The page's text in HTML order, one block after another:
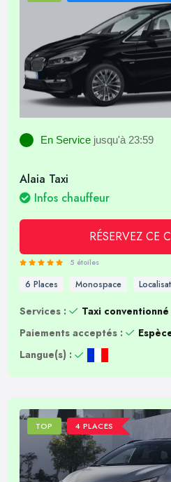
En Service jusqu'à 23:59
Alaia Taxi
Infos chauffeur
RÉSERVEZ CE
5 étoiles
6 Places Monospace
Services : Taxi conventionné
Paiements acceptés :
Langue(s) :
TOP 4 PLACES